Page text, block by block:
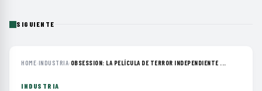
SIGUIENTE
HOME›INDUSTRIA› OBSESSION: LA PELÍCULA DE TERROR INDEPENDIENTE ...
INDUSTRIA